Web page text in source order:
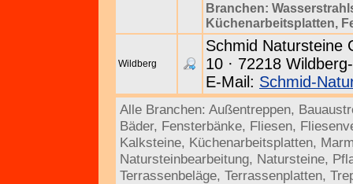
Branchen:
Küchenarbeitsplatten,
Wildberg
Schmid Natursteine
10 · 72218
E-Mail: Schmid-
Alle Branchen: Außentreppen,
Bäder, Fensterbänke, Fliesen,
Kalksteine, Küchenarbeitsplatten,
Natursteinbearbeitung, Natursteine,
Terrassenbeläge, Terrassenplatten,